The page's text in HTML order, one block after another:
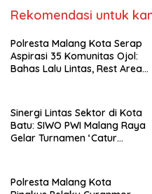
Rekomendasi untuk
Polresta Malang Kota Serap
Aspirasi 35 Komunitas Ojol:
Bahas Lalu Lintas, Rest Area,
Sinergi Lintas Sektor di Kota
Batu: SIWO PWI Malang Raya
Gelar Turnamen ‘Catur
Polresta Malang Kota